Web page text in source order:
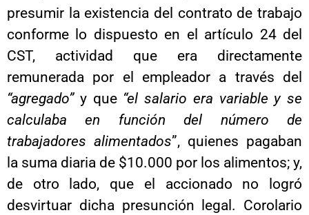
presumir la existencia del contrato de trabajo
conforme lo dispuesto en el artículo 24 del
CST, actividad que era directamente
remunerada por el empleador a través del
“agregado”y que “el salario era variable y se
calculaba en función del número de
trabajadores alimentados”, quienes pagaban
la suma diaria de $10.000 por los alimentos; y,
de otro lado, que el accionado no logró
desvirtuar dicha presunción legal. Corolario